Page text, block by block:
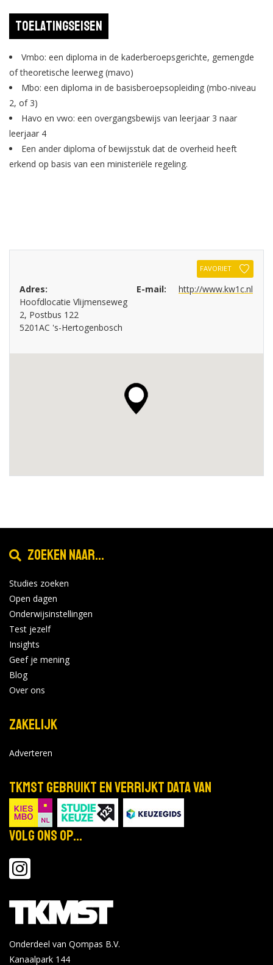
Toelatingseisen
Vmbo: een diploma in de kaderberoepsgerichte, gemengde
of theoretische leerweg (mavo)
Mbo: een diploma in de basisberoepsopleiding (mbo-niveau
2, of 3)
Havo en vwo: een overgangsbewijs van leerjaar 3 naar
leerjaar 4
Een ander diploma of bewijsstuk dat de overheid heeft
erkend op basis van een ministeriële regeling.
FAVORIET
Adres:
Hoofdlocatie Vlijmenseweg
2, Postbus 122
5201AC 's-Hertogenbosch
E-mail: http://www.kw1c.nl
Zoeken naar...
Studies zoeken
Open dagen
Onderwijsinstellingen
Test jezelf
Insights
Geef je mening
Blog
Over ons
Zakelijk
Adverteren
TKMST gebruikt en verrijkt data van
Volg ons op...
Onderdeel van Qompas B.V.
Kanaalpark 144